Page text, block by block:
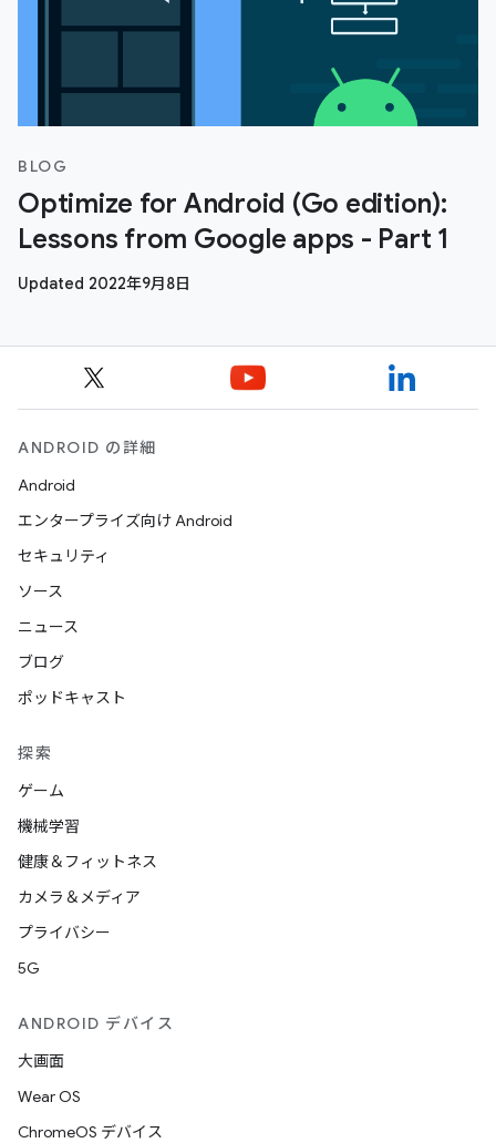
BLOG
Optimize for Android (Go edition):
Lessons from Google apps - Part 1
Updated 2022年9月8日
ANDROID の詳細
Android
エンタープライズ向け Android
セキュリティ
ソース
ニュース
ブログ
ポッドキャスト
探索
ゲーム
機械学習
健康＆フィットネス
カメラ＆メディア
プライバシー
5G
ANDROID デバイス
大画面
Wear OS
ChromeOS デバイス